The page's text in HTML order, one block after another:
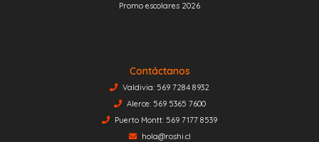
Promo escolares 2026
Contáctanos
Valdivia: 569 7284 8932
Alerce: 569 5365 7600
Puerto Montt: 569 7177 8539
hola@roshi.cl